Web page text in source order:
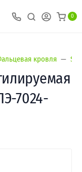
0
кровля
7024-